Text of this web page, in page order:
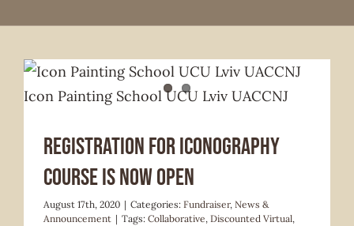
Registration for iconography
course is now open
August 17th, 2020 | Categories: Fundraiser, News &
Announcement | Tags: Collaborative, Discounted Virtual,